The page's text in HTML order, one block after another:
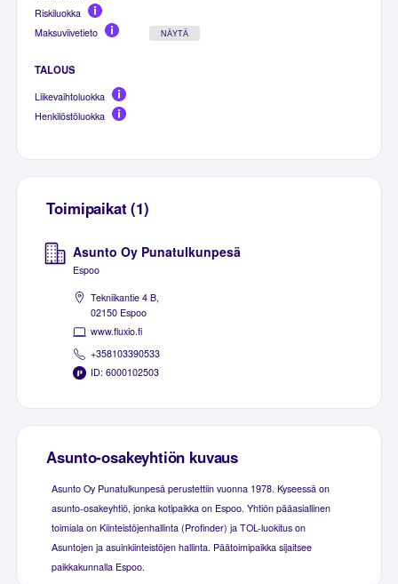
Riskiluokka
Maksuviivetieto
NÄYTÄ
TALOUS
Liikevaihtoluokka
Henkilöstöluokka
Toimipaikat (1)
Asunto Oy Punatulkunpesä
Espoo
Tekniikantie 4 B,
02150 Espoo
www.fluxio.fi
+358103390533
ID: 6000102503
Asunto-osakeyhtiön kuvaus
Asunto Oy Punatulkunpesä perustettiin vuonna 1978. Kyseessä on
asunto-osakeyhtiö, jonka kotipaikka on Espoo. Yhtiön pääasiallinen
toimiala on Kiinteistöjenhallinta (Profinder) ja TOL-luokitus on
Asuntojen ja asuinkiinteistöjen hallinta. Päätoimipaikka sijaitsee
paikkakunnalla Espoo.